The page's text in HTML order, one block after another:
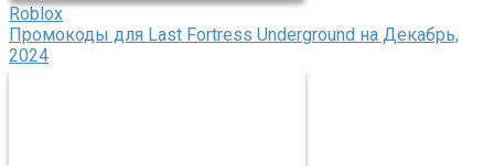
Roblox
Промокоды для Last Fortress Underground на Декабрь,
2024